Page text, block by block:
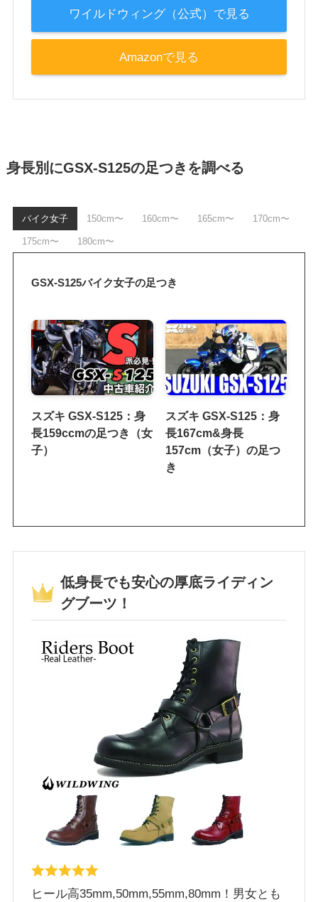
ワイルドウィング（公式）で見る
Amazonで見る
身長別にGSX-S125の足つきを調べる
バイク女子 150cm〜 160cm〜 165cm〜 170cm〜
175cm〜 180cm〜
GSX-S125バイク女子の足つき
スズキ GSX-S125：身
長159ccmの足つき（女
子）
スズキ GSX-S125：身
長167cm&身長
157cm（女子）の足つ
き
低身長でも安心の厚底ライディン
グブーツ！
ヒール高35mm,50mm,55mm,80mm！男女とも